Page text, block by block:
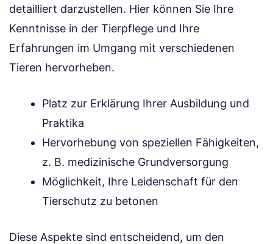
detailliert darzustellen. Hier können Sie Ihre
Kenntnisse in der Tierpflege und Ihre
Erfahrungen im Umgang mit verschiedenen
Tieren hervorheben.
Platz zur Erklärung Ihrer Ausbildung und
Praktika
Hervorhebung von speziellen Fähigkeiten,
z. B. medizinische Grundversorgung
Möglichkeit, Ihre Leidenschaft für den
Tierschutz zu betonen
Diese Aspekte sind entscheidend, um den